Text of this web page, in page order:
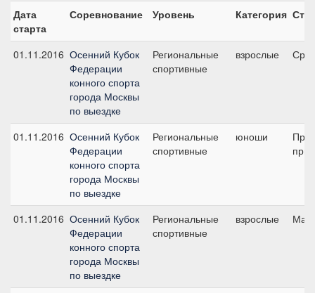
Дата
старта
Соревнование Уровень Категория
01.11.2016 Осенний Кубок
Федерации
конного спорта
города Москвы
по выездке
Региональные
спортивные
взрослые
01.11.2016 Осенний Кубок
Федерации
конного спорта
города Москвы
по выездке
Региональные
спортивные
юноши
01.11.2016 Осенний Кубок
Федерации
конного спорта
города Москвы
по выездке
Региональные
спортивные
взрослые